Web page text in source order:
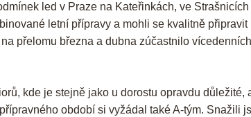
led v Praze na Kateřinkách, ve
letní přípravy a mohli se kvalitně připravit
přelomu března a dubna zúčastnilo
kde je stejně jako u dorostu opravdu důležité,
období si vyžádal také A-tým. Snažili